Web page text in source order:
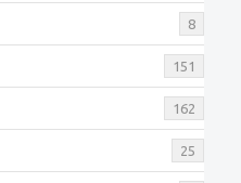
8
151
162
25